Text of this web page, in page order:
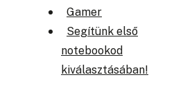
Gamer
Segítünk első
notebookod
kiválasztásában!